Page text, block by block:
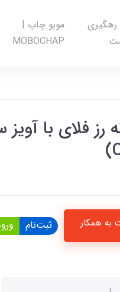
رهگیری
موبو چاپ |
MOBOCHAP
رز فلای با
به همکار ثبت‌نام